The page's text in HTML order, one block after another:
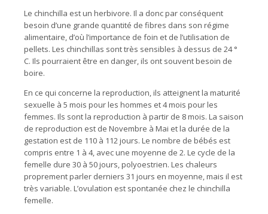
Le chinchilla est un herbivore. Il a donc par conséquent
besoin d’une grande quantité de fibres dans son régime
alimentaire, d’où l’importance de foin et de l’utilisation de
pellets. Les chinchillas sont très sensibles à dessus de 24 °
C. Ils pourraient être en danger, ils ont souvent besoin de
boire.
En ce qui concerne la reproduction, ils atteignent la maturité
sexuelle à 5 mois pour les hommes et 4 mois pour les
femmes. Ils sont la reproduction à partir de 8 mois. La saison
de reproduction est de Novembre à Mai et la durée de la
gestation est de 110 à 112 jours. Le nombre de bébés est
compris entre 1 à 4, avec une moyenne de 2. Le cycle de la
femelle dure 30 à 50 jours, polyoestrien. Les chaleurs
proprement parler derniers 31 jours en moyenne, mais il est
très variable. L’ovulation est spontanée chez le chinchilla
femelle.